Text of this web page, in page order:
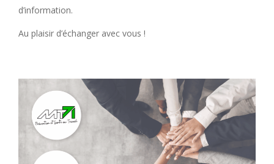
d’information.
Au plaisir d’échanger avec vous !